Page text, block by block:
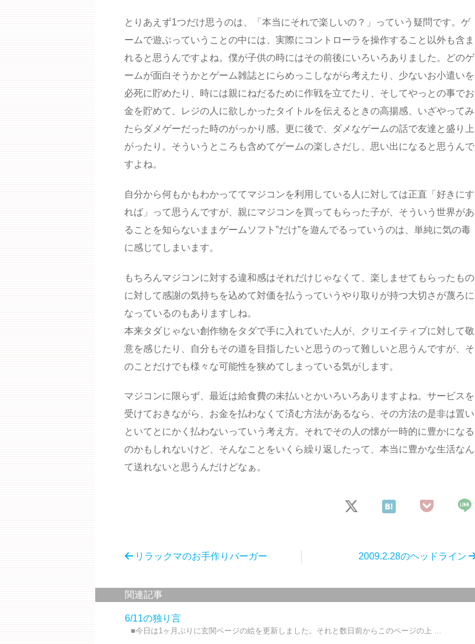
とりあえず1つだけ思うのは、「本当にそれで楽しいの？」っていう疑問です。ゲ
ームで遊ぶっていうことの中には、実際にコントローラを操作すること以外も含ま
れると思うんですよね。僕が子供の時にはその前後にいろいろありました。どのゲ
ームが面白そうかとゲーム雑誌とにらめっこしながら考えたり、少ないお小遣いを
必死に貯めたり、時には親にねだるために作戦を立てたり、そしてやっとの事でお
金を貯めて、レジの人に欲しかったタイトルを伝えるときの高揚感、いざやってみ
たらダメゲーだった時のがっかり感。更に後で、ダメなゲームの話で友達と盛り上
がったり。そういうところも含めてゲームの楽しさだし、思い出になると思うんで
すよね。
自分から何もかもわかっててマジコンを利用している人に対しては正直「好きにす
れば」って思うんですが、親にマジコンを買ってもらった子が、そういう世界があ
ることを知らないままゲームソフト”だけ”を遊んでるっていうのは、単純に気の毒
に感じてしまいます。
もちろんマジコンに対する違和感はそれだけじゃなくて、楽しませてもらったもの
に対して感謝の気持ちを込めて対価を払うっていうやり取りが持つ大切さが蔑ろに
なっているのもありますしね。
本来タダじゃない創作物をタダで手に入れていた人が、クリエイティブに対して敬
意を感じたり、自分もその道を目指したいと思うのって難しいと思うんですが、そ
のことだけでも様々な可能性を狭めてしまっている気がします。
マジコンに限らず、最近は給食費の未払いとかいろいろありますよね。サービスを
受けておきながら、お金を払わなくて済む方法があるなら、その方法の是非は置い
といてとにかく払わないっていう考え方。それでその人の懐が一時的に豊かになる
のかもしれないけど、そんなことをいくら繰り返したって、本当に豊かな生活なん
て送れないと思うんだけどなぁ。
2009.2.28のヘッドライン
リラックマのお手作りバーガー
関連記事
6/11の独り言
■今日は1ヶ月ぶりに玄関ページの絵を更新しました。それと数日前からこのページの上 ...